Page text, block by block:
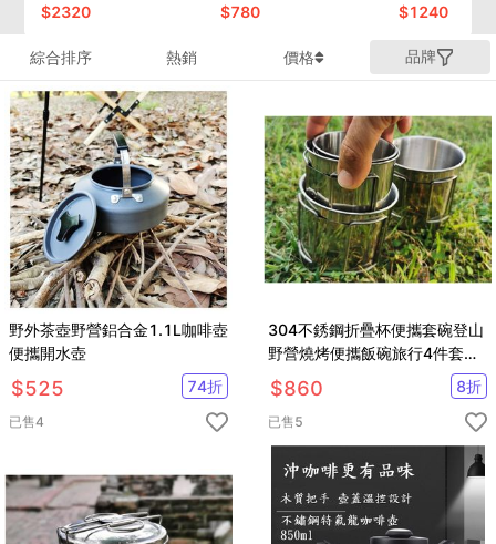
(1100ML/750ML)A2ACBB12N
$2320 $780 $1240
綜合排序 熱銷 價格 品牌
野外茶壺野營鋁合金1.1L咖啡壺
便攜開水壺
$525 74折
已售4
304不銹鋼折疊杯便攜套碗登山
野營燒烤便攜飯碗旅行4件套杯
碗
$860 8折
已售5